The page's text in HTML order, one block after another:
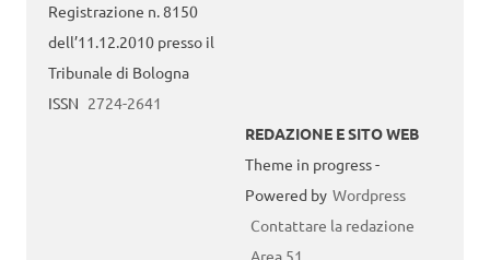
Registrazione n. 8150
dell’11.12.2010 presso il
Tribunale di Bologna
ISSN 2724-2641
REDAZIONE E SITO WEB
Theme in progress -
Powered by Wordpress
Contattare la redazione
Area 51